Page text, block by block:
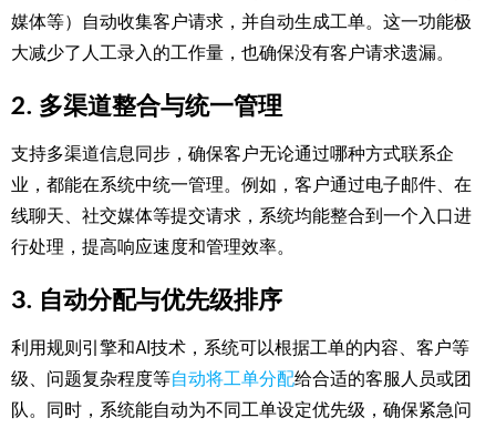
媒体等）自动收集客户请求，并自动生成工单。这一功能极
大减少了人工录入的工作量，也确保没有客户请求遗漏。
2. 多渠道整合与统一管理
支持多渠道信息同步，确保客户无论通过哪种方式联系企
业，都能在系统中统一管理。例如，客户通过电子邮件、在
线聊天、社交媒体等提交请求，系统均能整合到一个入口进
行处理，提高响应速度和管理效率。
3. 自动分配与优先级排序
利用规则引擎和AI技术，系统可以根据工单的内容、客户等
级、问题复杂程度等自动将工单分配给合适的客服人员或团
队。同时，系统能自动为不同工单设定优先级，确保紧急问